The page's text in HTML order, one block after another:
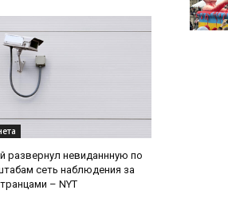
развернул невиданнную по
сеть наблюдения за
– NYT